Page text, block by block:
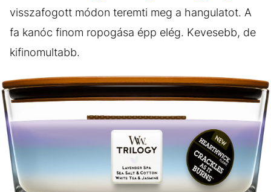
visszafogott módon teremti meg a hangulatot. A
fa kanóc finom ropogása épp elég. Kevesebb, de
kifinomultabb.